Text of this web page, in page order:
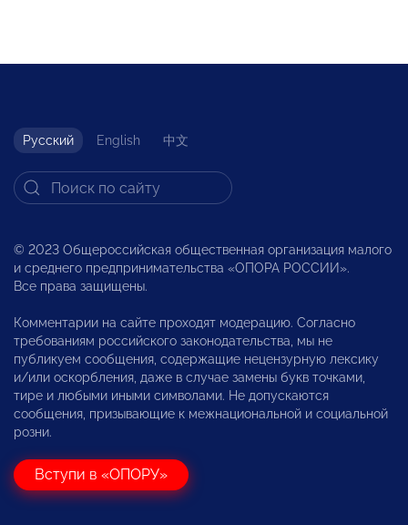
Русский English 中文
© 2023 Общероссийская общественная организация малого
и среднего предпринимательства «ОПОРА РОССИИ».
Все права защищены.
Комментарии на сайте проходят модерацию. Согласно
требованиям российского законодательства, мы не
публикуем сообщения, содержащие нецензурную лексику
и/или оскорбления, даже в случае замены букв точками,
тире и любыми иными символами. Не допускаются
сообщения, призывающие к межнациональной и социальной
розни.
Вступи в «ОПОРУ»